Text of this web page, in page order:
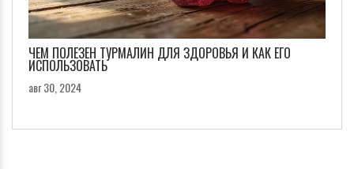
ЧЕМ ПОЛЕЗЕН ТУРМАЛИН ДЛЯ ЗДОРОВЬЯ И КАК ЕГО
ИСПОЛЬЗОВАТЬ
авг 30, 2024